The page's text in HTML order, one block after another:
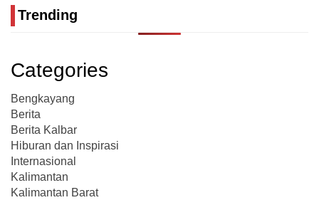
Trending
Categories
Bengkayang
Berita
Berita Kalbar
Hiburan dan Inspirasi
Internasional
Kalimantan
Kalimantan Barat